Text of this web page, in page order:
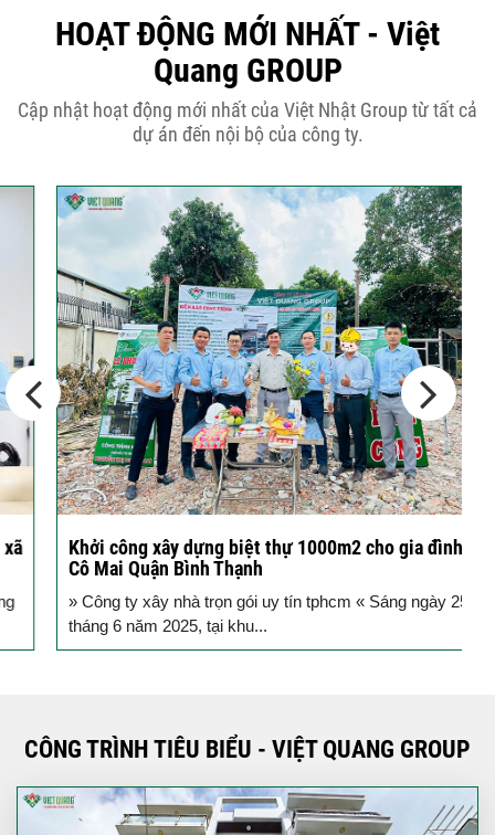
50m2...
Những điều cần biết khi thiết kế nhà
phố 5...
Cập nhật xu thế thiết kế nhà phố 5
tầng...
Các thiết kế nhà phố 2 tầng 110m2
đơn giản,...
HOẠT ĐỘNG MỚI NHẤT - Việt
Quang GROUP
Cập nhật hoạt động mới nhất của Việt Nhật Group từ tất cả
dự án đến nội bộ của công ty.
Khởi công xây dựng biệt thự 1000m2 cho gia đình
Cô Mai Quận Bình Thạnh
» Công ty xây nhà trọn gói uy tín tphcm « Sáng ngày 25
tháng 6 năm 2025, tại khu...
CÔNG TRÌNH TIÊU BIỂU - VIỆT QUANG GROUP